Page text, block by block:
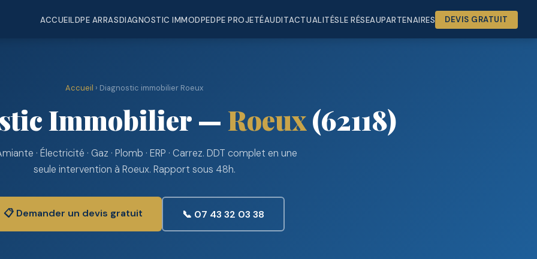
ACCUEILDPE ARRASDIAGNOSTIC IMMODPEDPE PROJETÉAUDITACTUALITÉSLE RÉSEAUPARTENAIRES DEVIS GRATUIT
Accueil › Diagnostic immobilier Roeux
Immobilier — Roeux(62118)
· Électricité · Gaz · Plomb · ERP · Carrez. DDT complet en une
seule intervention à Roeux. Rapport sous 48h.
📋 Demander un devis gratuit 📞 07 43 32 03 38